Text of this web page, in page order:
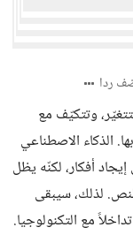
ردا
وتتكيّف مع
الذكاء الاصطناعي
أفكار، لكنّه يظل
لذلك، سيبقى
مع التكنولوجيا.